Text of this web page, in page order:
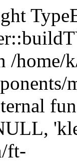
/home/
ft-